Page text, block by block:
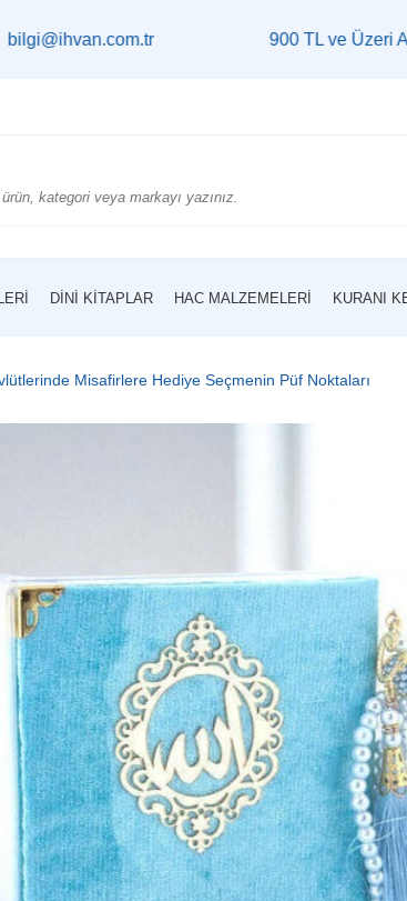
900 TL ve Üzeri Alışverişlerinizde
DINI KITAPLAR HAC MALZEMELERI KURANI
Misafirlere Hediye Seçmenin Püf Noktaları